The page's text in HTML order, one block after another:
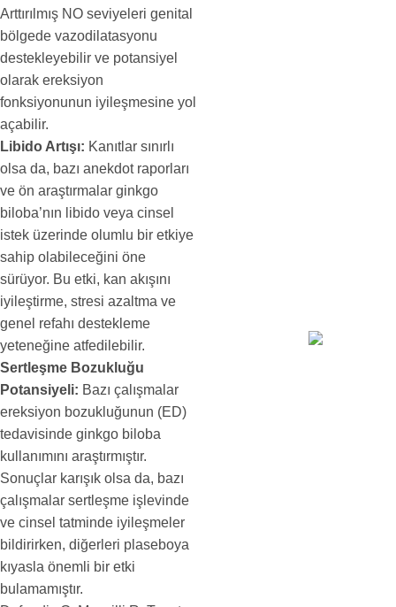
Arttırılmış NO seviyeleri genital
bölgede vazodilatasyonu
destekleyebilir ve potansiyel
olarak ereksiyon
fonksiyonunun iyileşmesine yol
açabilir.
Libido Artışı: Kanıtlar sınırlı
olsa da, bazı anekdot raporları
ve ön araştırmalar ginkgo
biloba’nın libido veya cinsel
istek üzerinde olumlu bir etkiye
sahip olabileceğini öne
sürüyor. Bu etki, kan akışını
iyileştirme, stresi azaltma ve
genel refahı destekleme
yeteneğine atfedilebilir.
Sertleşme Bozukluğu
Potansiyeli: Bazı çalışmalar
ereksiyon bozukluğunun (ED)
tedavisinde ginkgo biloba
kullanımını araştırmıştır.
Sonuçlar karışık olsa da, bazı
çalışmalar sertleşme işlevinde
ve cinsel tatminde iyileşmeler
bildirirken, diğerleri plaseboya
kıyasla önemli bir etki
bulamamıştır.